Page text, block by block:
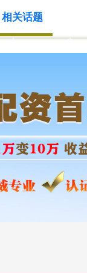
免息配资
关话题